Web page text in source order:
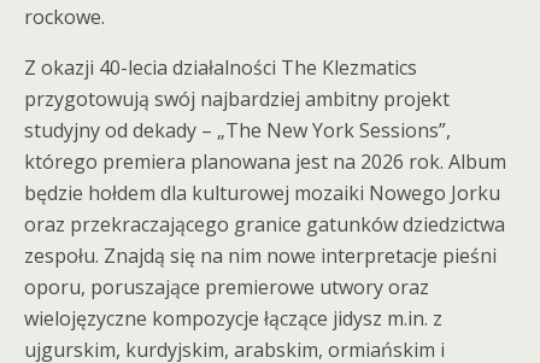
rockowe.
Z okazji 40-lecia działalności The Klezmatics
przygotowują swój najbardziej ambitny projekt
studyjny od dekady – „The New York Sessions”,
którego premiera planowana jest na 2026 rok. Album
będzie hołdem dla kulturowej mozaiki Nowego Jorku
oraz przekraczającego granice gatunków dziedzictwa
zespołu. Znajdą się na nim nowe interpretacje pieśni
oporu, poruszające premierowe utwory oraz
wielojęzyczne kompozycje łączące jidysz m.in. z
ujgurskim, kurdyjskim, arabskim, ormiańskim i